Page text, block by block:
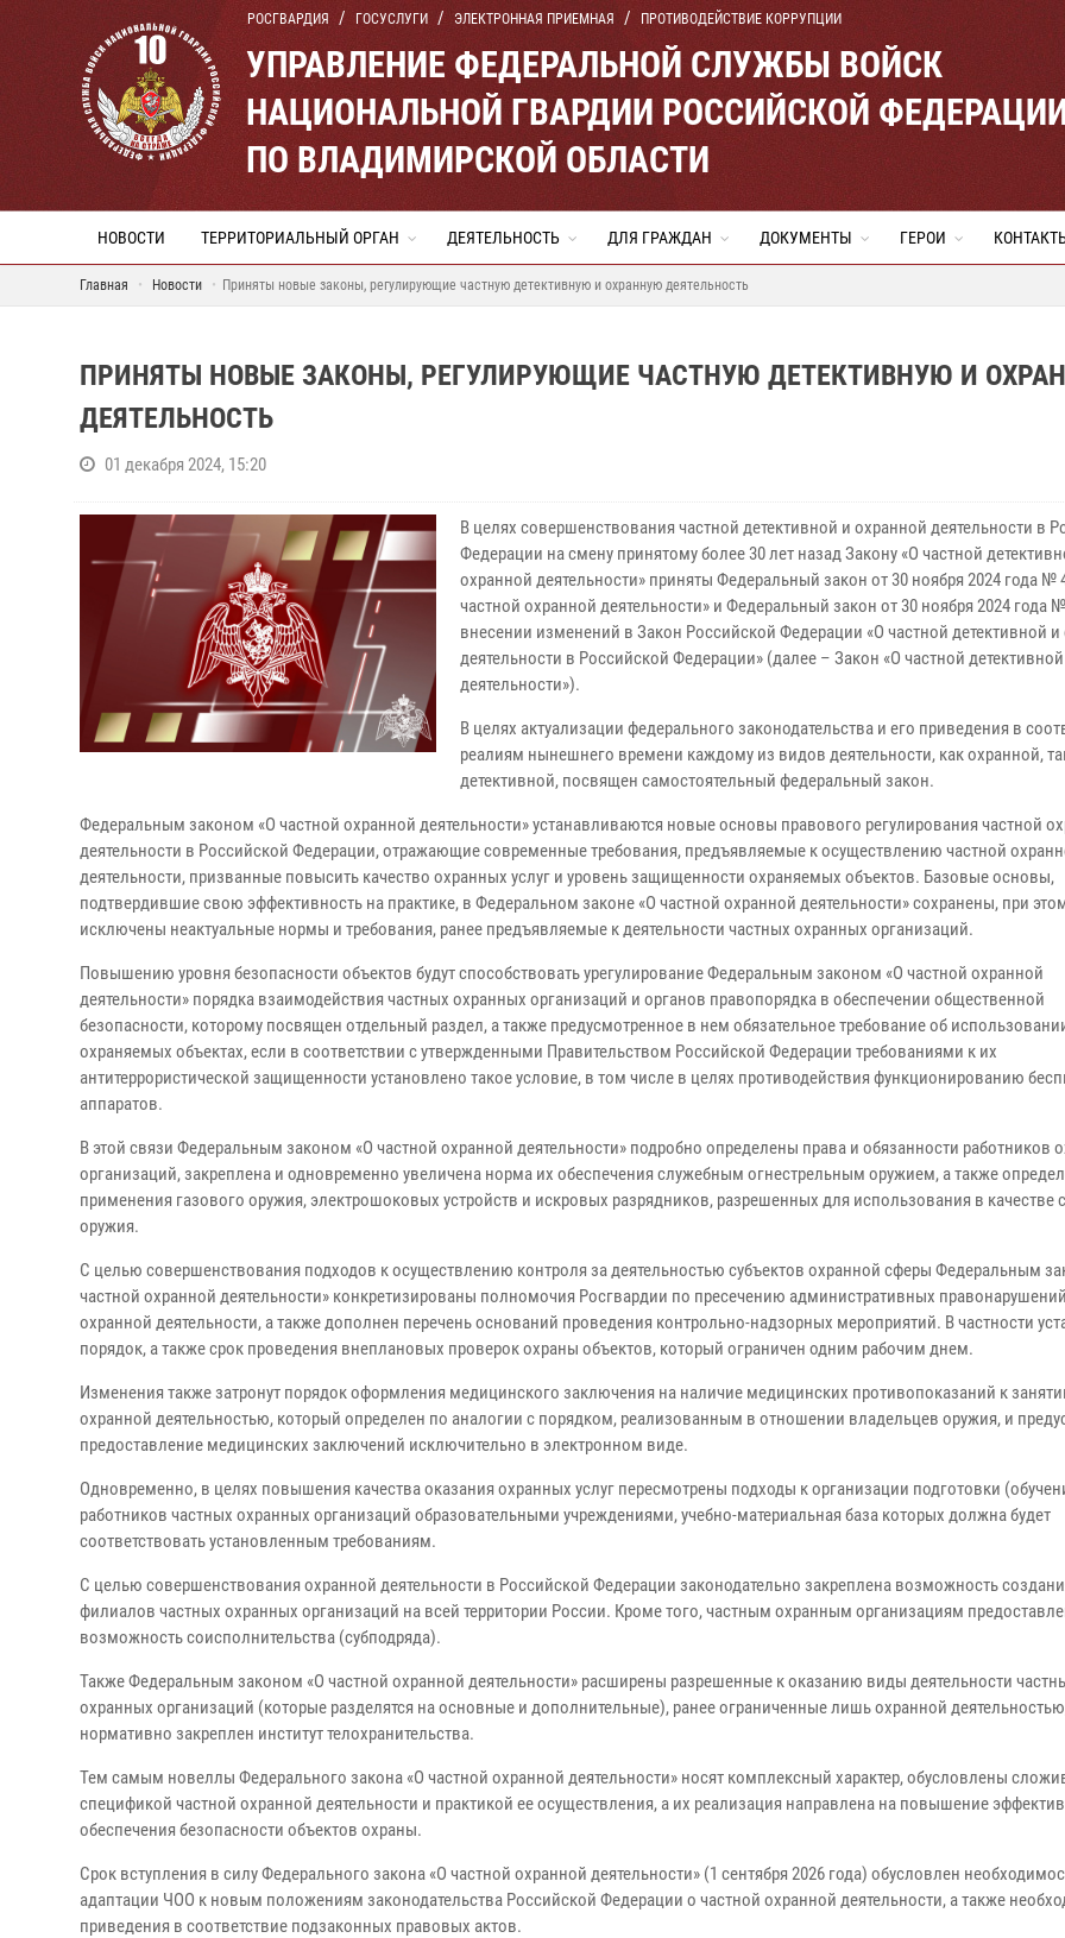
РОСГВАРДИЯ ГОСУСЛУГИ ЭЛЕКТРОННАЯ ПРИЕМНАЯ ПРОТИВОДЕЙСТВИЕ КОРРУПЦИИ
УПРАВЛЕНИЕ ФЕДЕРАЛЬНОЙ СЛУЖБЫ ВОЙСК
НАЦИОНАЛЬНОЙ ГВАРДИИ РОССИЙСКОЙ
ПО ВЛАДИМИРСКОЙ ОБЛАСТИ
НОВОСТИ ТЕРРИТОРИАЛЬНЫЙ ОРГАН ДЕЯТЕЛЬНОСТЬ ДЛЯ ГРАЖДАН ДОКУМЕНТЫ ГЕРОИ
Главная Новости Приняты новые законы, регулирующие частную детективную и охранную деятельность
ПРИНЯТЫ НОВЫЕ ЗАКОНЫ, РЕГУЛИРУЮЩИЕ ЧАСТНУЮ ДЕТЕКТИВНУЮ И
ДЕЯТЕЛЬНОСТЬ
01 декабря 2024, 15:20
В целях совершенствования частной детективной и охранной деятельности в
Федерации на смену принятому более 30 лет назад Закону «О частной
охранной деятельности» приняты Федеральный закон от 30 ноября 2024 года №
частной охранной деятельности» и Федеральный закон от 30 ноября 2024 года
внесении изменений в Закон Российской Федерации «О частной детективной и
деятельности в Российской Федерации» (далее – Закон «О частной детективной
деятельности»).
В целях актуализации федерального законодательства и его приведения в
реалиям нынешнего времени каждому из видов деятельности, как охранной,
детективной, посвящен самостоятельный федеральный закон.
Федеральным законом «О частной охранной деятельности» устанавливаются новые основы правового регулирования частной
деятельности в Российской Федерации, отражающие современные требования, предъявляемые к осуществлению частной
деятельности, призванные повысить качество охранных услуг и уровень защищенности охраняемых объектов. Базовые основы,
подтвердившие свою эффективность на практике, в Федеральном законе «О частной охранной деятельности» сохранены, при
исключены неактуальные нормы и требования, ранее предъявляемые к деятельности частных охранных организаций.
Повышению уровня безопасности объектов будут способствовать урегулирование Федеральным законом «О частной охранной
деятельности» порядка взаимодействия частных охранных организаций и органов правопорядка в обеспечении общественной
безопасности, которому посвящен отдельный раздел, а также предусмотренное в нем обязательное требование об
охраняемых объектах, если в соответствии с утвержденными Правительством Российской Федерации требованиями к их
антитеррористической защищенности установлено такое условие, в том числе в целях противодействия функционированию
аппаратов.
В этой связи Федеральным законом «О частной охранной деятельности» подробно определены права и обязанности работников
организаций, закреплена и одновременно увеличена норма их обеспечения служебным огнестрельным оружием, а также
применения газового оружия, электрошоковых устройств и искровых разрядников, разрешенных для использования в качестве
оружия.
С целью совершенствования подходов к осуществлению контроля за деятельностью субъектов охранной сферы Федеральным
частной охранной деятельности» конкретизированы полномочия Росгвардии по пресечению административных
охранной деятельности, а также дополнен перечень оснований проведения контрольно-надзорных мероприятий. В частности
порядок, а также срок проведения внеплановых проверок охраны объектов, который ограничен одним рабочим днем.
Изменения также затронут порядок оформления медицинского заключения на наличие медицинских противопоказаний к
охранной деятельностью, который определен по аналогии с порядком, реализованным в отношении владельцев оружия, и
предоставление медицинских заключений исключительно в электронном виде.
Одновременно, в целях повышения качества оказания охранных услуг пересмотрены подходы к организации подготовки
работников частных охранных организаций образовательными учреждениями, учебно-материальная база которых должна будет
соответствовать установленным требованиям.
С целью совершенствования охранной деятельности в Российской Федерации законодательно закреплена возможность
филиалов частных охранных организаций на всей территории России. Кроме того, частным охранным организациям
возможность соисполнительства (субподряда).
Также Федеральным законом «О частной охранной деятельности» расширены разрешенные к оказанию виды деятельности
охранных организаций (которые разделятся на основные и дополнительные), ранее ограниченные лишь охранной
нормативно закреплен институт телохранительства.
Тем самым новеллы Федерального закона «О частной охранной деятельности» носят комплексный характер, обусловлены
спецификой частной охранной деятельности и практикой ее осуществления, а их реализация направлена на повышение
обеспечения безопасности объектов охраны.
Срок вступления в силу Федерального закона «О частной охранной деятельности» (1 сентября 2026 года) обусловлен
адаптации ЧОО к новым положениям законодательства Российской Федерации о частной охранной деятельности, а также
приведения в соответствие подзаконных правовых актов.